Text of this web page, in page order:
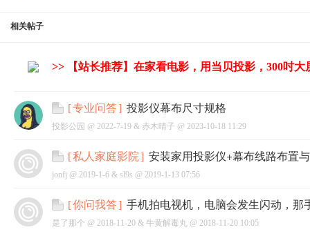
相关帖子
>> 【站长推荐】在家看电影，用当贝投影，300吋
[专业问答] 投影仪幕布尺寸规格
投影公园 @ 2022-7-19 & 赤木晴子 @ 2023-10-18 11:29
[私人家庭影院] 安装家用投影仪+幕布线路布置
jonfj @ 2019-1-6 & sl9s @ 2019-1-13 07:56
[你问我答] 手机拍电视机，电脑会发生闪动，
是了那个 @ 2018-11-20 & 牛黄解毒丸 @ 2018-11-20 10:05